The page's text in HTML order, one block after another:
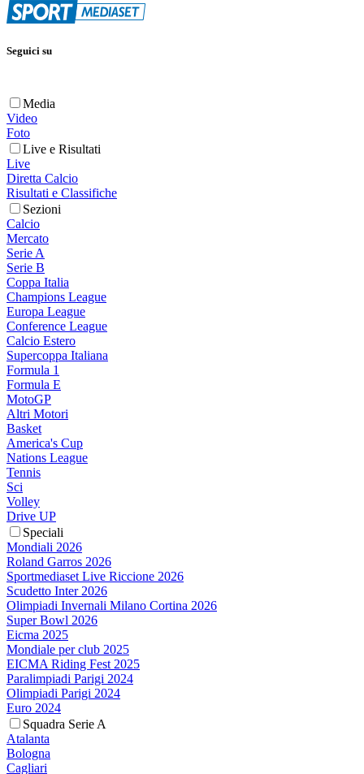
Seguici su
Media
Video
Foto
Live e Risultati
Live
Diretta Calcio
Risultati e Classifiche
Sezioni
Calcio
Mercato
Serie A
Serie B
Coppa Italia
Champions League
Europa League
Conference League
Calcio Estero
Supercoppa Italiana
Formula 1
Formula E
MotoGP
Altri Motori
Basket
America's Cup
Nations League
Tennis
Sci
Volley
Drive UP
Speciali
Mondiali 2026
Roland Garros 2026
Sportmediaset Live Riccione 2026
Scudetto Inter 2026
Olimpiadi Invernali Milano Cortina 2026
Super Bowl 2026
Eicma 2025
Mondiale per club 2025
EICMA Riding Fest 2025
Paralimpiadi Parigi 2024
Olimpiadi Parigi 2024
Euro 2024
Squadra Serie A
Atalanta
Bologna
Cagliari